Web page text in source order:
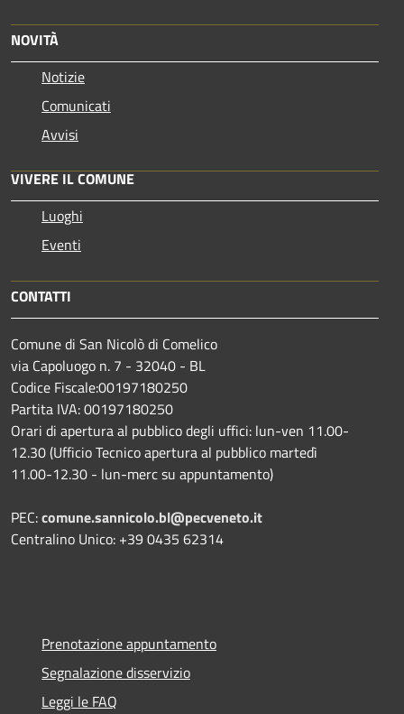
NOVITÀ
Notizie
Comunicati
Avvisi
VIVERE IL COMUNE
Luoghi
Eventi
CONTATTI
Comune di San Nicolò di Comelico
via Capoluogo n. 7 - 32040 - BL
Codice Fiscale:00197180250
Partita IVA: 00197180250
Orari di apertura al pubblico degli uffici: lun-ven 11.00-
12.30 (Ufficio Tecnico apertura al pubblico martedì
11.00-12.30 - lun-merc su appuntamento)
PEC:comune.sannicolo.bl@pecveneto.it
Centralino Unico: +39 0435 62314
Prenotazione appuntamento
Segnalazione disservizio
Leggi le FAQ